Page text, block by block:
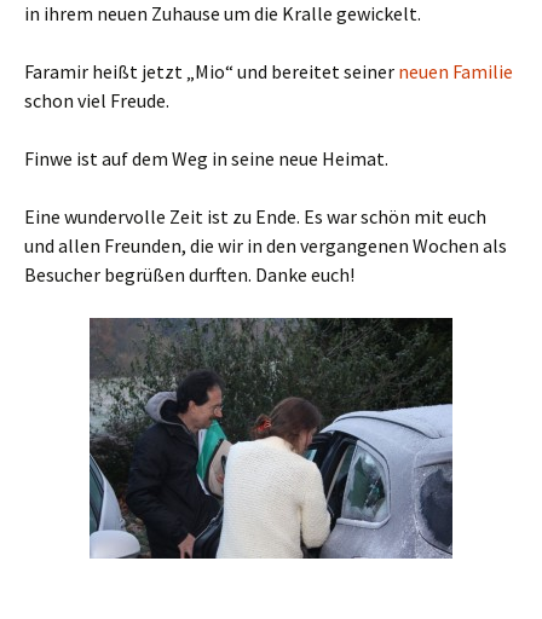
in ihrem neuen Zuhause um die Kralle gewickelt.
Faramir heißt jetzt „Mio“ und bereitet seiner neuen Familie
schon viel Freude.
Finwe ist auf dem Weg in seine neue Heimat.
Eine wundervolle Zeit ist zu Ende. Es war schön mit euch
und allen Freunden, die wir in den vergangenen Wochen als
Besucher begrüßen durften. Danke euch!